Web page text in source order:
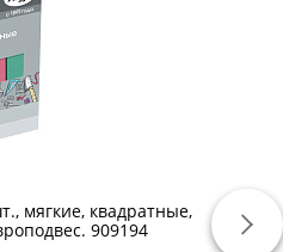
мягкие, квадратные,
909194